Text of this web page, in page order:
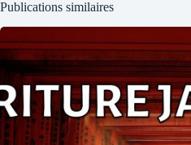
Publications similaires